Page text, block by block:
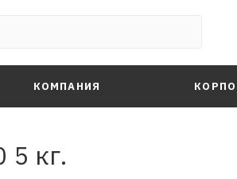
КОМПАНИЯ
кг.